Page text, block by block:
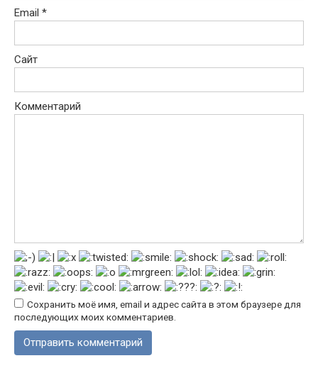
Email *
Сайт
Комментарий
Сохранить моё имя, email и адрес сайта в этом браузере для
последующих моих комментариев.